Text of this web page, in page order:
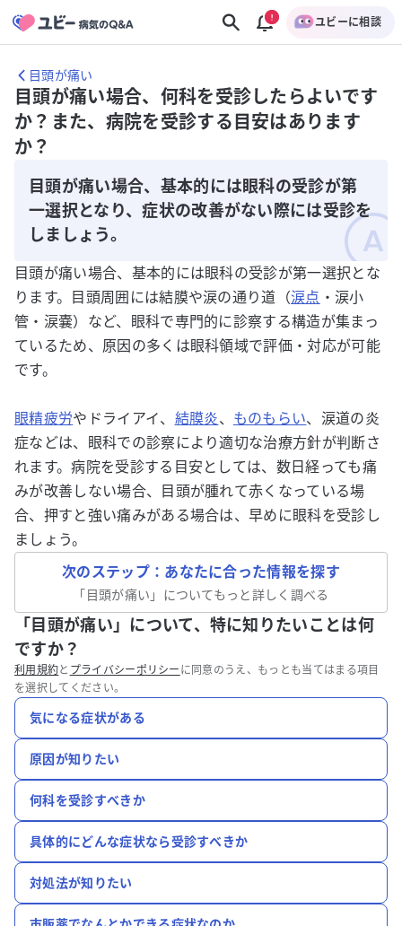
ユビーに相談
目頭が痛い
目頭が痛い場合、何科を受診したらよいです
か？また、病院を受診する目安はあります
か？
目頭が痛い場合、基本的には眼科の受診が第
一選択となり、症状の改善がない際には受診を
しましょう。
目頭が痛い場合、基本的には眼科の受診が第一選択とな
ります。目頭周囲には結膜や涙の通り道（涙点 ・涙小
管・涙嚢）など、眼科で専門的に診察する構造が集まっ
ているため、原因の多くは眼科領域で評価・対応が可能
です。
眼精疲労やドライアイ、 結膜炎、 ものもらい、涙道の炎
症などは、眼科での診察により適切な治療方針が判断さ
れます。病院を受診する目安としては、数日経っても痛
みが改善しない場合、目頭が腫れて赤くなっている場
合、押すと強い痛みがある場合は、早めに眼科を受診し
ましょう。
次のステップ：あなたに合った情報を探す
「目頭が痛い 」についてもっと詳しく調べる
「目頭が痛い」について、特に知りたいことは何
ですか？
利用規約と プライバシーポリシー に同意のうえ、もっとも当てはまる項目
を選択してください。
気になる症状がある
原因が知りたい
何科を受診すべきか
具体的にどんな症状なら受診すべきか
対処法が知りたい